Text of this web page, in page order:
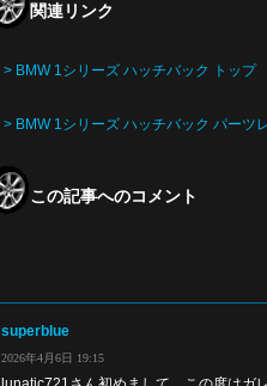
関連リンク
> BMW 1シリーズ ハッチバック トップ
> BMW 1シリーズ ハッチバック パーツ
この記事へのコメント
superblue
2026年4月6日 19:15